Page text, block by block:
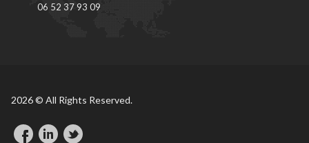
06 52 37 93 09
2026 © All Rights Reserved.